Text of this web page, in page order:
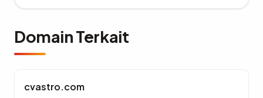
Domain Terkait
cvastro.com